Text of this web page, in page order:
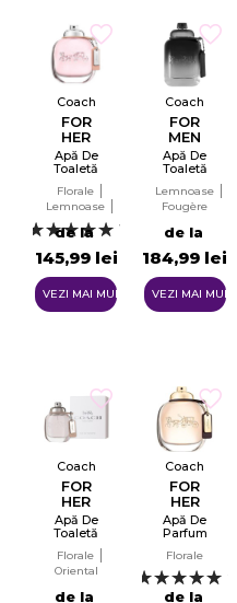
Coach
FOR
HER
Apă De
Toaletă
EDT
Florale
Lemnoase
Ambery
1
de la
145,99 lei
VEZI MAI MULTE
Coach
FOR
MEN
Apă De
Toaletă
Bărbați
EDT
Lemnoase
Fougère
de la
184,99 lei
VEZI MAI MULTE
Coach
FOR
HER
Apă De
Toaletă
Femei
EDT
Florale
Oriental
de la
Coach
FOR
HER
Apă De
Parfum
Florale
de la